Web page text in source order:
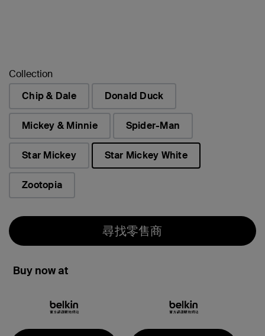
Collection
Chip & Dale
Donald Duck
Mickey & Minnie Spider-Man
Star Mickey
Star Mickey White
Zootopia
尋找零售商
Buy now at